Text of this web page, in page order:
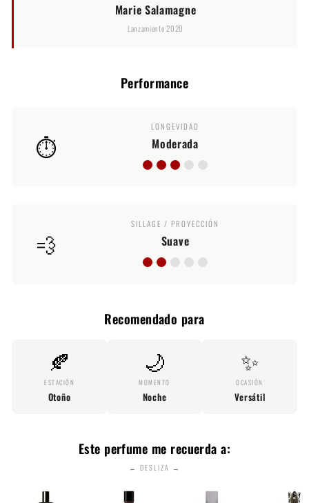
Marie Salamagne
Lanzamiento 2020
Performance
⏱️
LONGEVIDAD
Moderada
💨
SILLAGE / PROYECCIÓN
Suave
Recomendado para
🍂
ESTACIÓN
Otoño
🌙
MOMENTO
Noche
✨
OCASIÓN
Versátil
Este perfume me recuerda a:
← DESLIZA →